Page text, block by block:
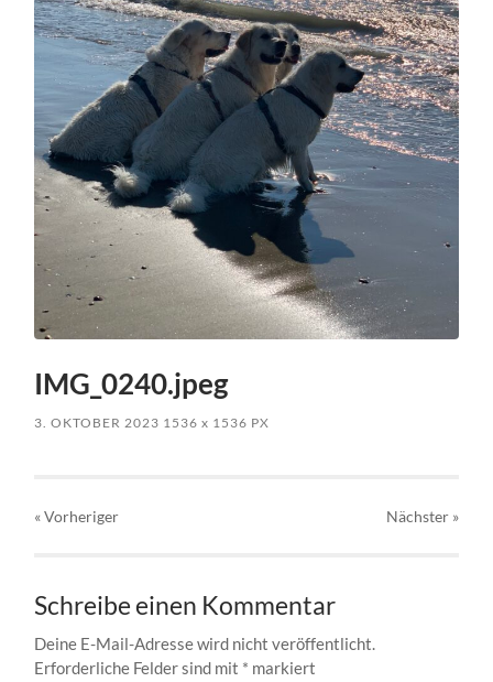
IMG_0240.jpeg
3. OKTOBER 2023 1536x 1536 PX
« Vorheriger Nächster »
Schreibe einen Kommentar
Deine E-Mail-Adresse wird nicht veröffentlicht.
Erforderliche Felder sind mit * markiert